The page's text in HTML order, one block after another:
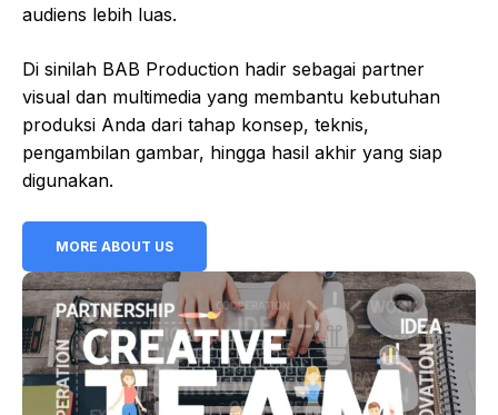
audiens lebih luas.
Di sinilah BAB Production hadir sebagai partner
visual dan multimedia yang membantu kebutuhan
produksi Anda dari tahap konsep, teknis,
pengambilan gambar, hingga hasil akhir yang siap
digunakan.
MORE ABOUT US